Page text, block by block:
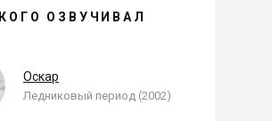
ЮРИЙ ДЕРКАЧ —
КОГО ОЗВУЧИВАЛ
Оскар
Ледниковый период (2002)